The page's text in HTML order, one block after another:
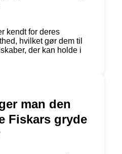
kendt for deres
hvilket gør dem til
der kan holde i
man den
Fiskars gryde